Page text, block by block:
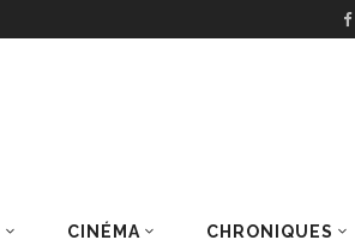
CINÉMA CHRONIQUES